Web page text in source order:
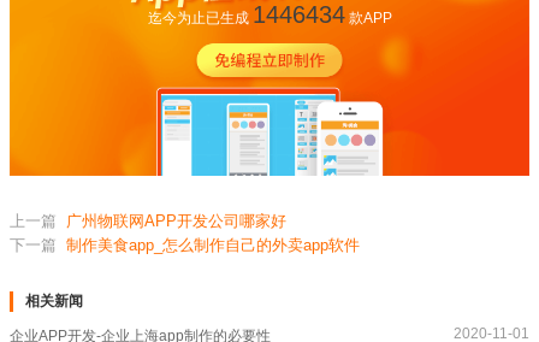
迄今为止已生成 1446434款APP
上一篇
广州物联网APP开发公司哪家好
下一篇 制作美食app_怎么制作自己的外卖app软件
相关新闻
企业APP开发-企业上海app制作的必要性 2020-11-01